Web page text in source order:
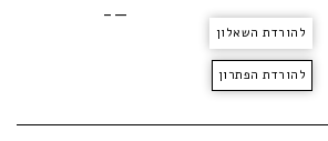
להורדת השאלון
להורדת הפתרון
—-